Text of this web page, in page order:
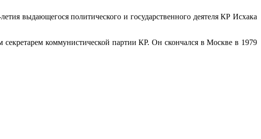
выдающегося политического и государственного деятеля КР Исхака
коммунистической партии КР. Он скончался в Москве в 1979